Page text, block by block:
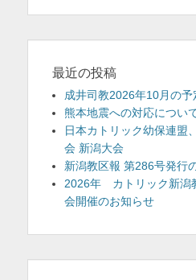
最近の投稿
成井司教2026年10月の予
熊本地震への対応につい
日本カトリック幼保連盟
会 新潟大会
新潟教区報 第286号発行
2026年 カトリック新
会開催のお知らせ